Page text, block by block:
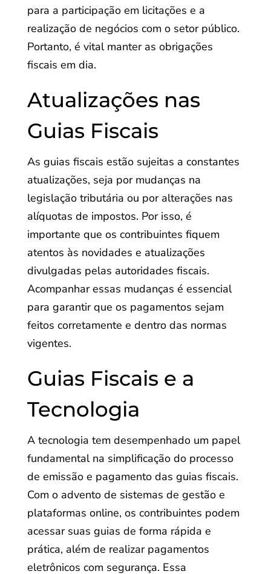
para a participação em licitações e a
realização de negócios com o setor público.
Portanto, é vital manter as obrigações
fiscais em dia.
Atualizações nas
Guias Fiscais
As guias fiscais estão sujeitas a constantes
atualizações, seja por mudanças na
legislação tributária ou por alterações nas
alíquotas de impostos. Por isso, é
importante que os contribuintes fiquem
atentos às novidades e atualizações
divulgadas pelas autoridades fiscais.
Acompanhar essas mudanças é essencial
para garantir que os pagamentos sejam
feitos corretamente e dentro das normas
vigentes.
Guias Fiscais e a
Tecnologia
A tecnologia tem desempenhado um papel
fundamental na simplificação do processo
de emissão e pagamento das guias fiscais.
Com o advento de sistemas de gestão e
plataformas online, os contribuintes podem
acessar suas guias de forma rápida e
prática, além de realizar pagamentos
eletrônicos com segurança. Essa